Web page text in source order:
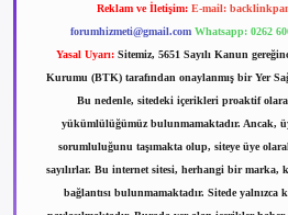
Reklam ve İletişim: E-mail:
forumhizmeti@gmail.com Whatsapp: 0262
Yasal Uyarı: Sitemiz, 5651 Sayılı Kanun
Kurumu (BTK) tarafından onaylanmış bir Yer
Bu nedenle, sitedeki içerikleri proaktif
yükümlülüğümüz bulunmamaktadır. Ancak,
sorumluluğunu taşımakta olup, siteye üye
sayılırlar. Bu internet sitesi, herhangi bir marka,
bağlantısı bulunmamaktadır. Sitede yalnızca